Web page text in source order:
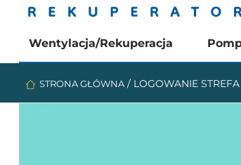
Wentylacja/Rekuperacja
STRONA GŁÓWNA / LOGOWANIE